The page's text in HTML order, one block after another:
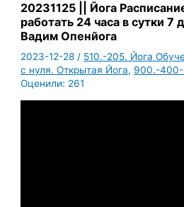
20231125 || Йога
работать 24 часа в сутки 7
Вадим Опенйога
2023-12-28/ 510.-205. Йога
с нуля. Открытая Йога, 900.-400-
Оценили: 261